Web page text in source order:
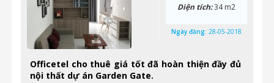
Officetel cho thuê giá tốt đã hoàn thiện đầy đủ
nội thất dự án Garden Gate.
Diện tích:34 m2
Ngày đăng: 28-05-2018